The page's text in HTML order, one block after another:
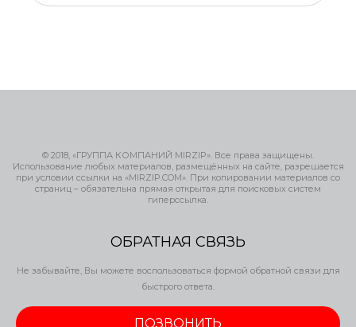
© 2018, «ГРУППА КОМПАНИЙ MIRZIP». Все права защищены.
Использование любых материалов, размещённых на сайте, разрешается
при условии ссылки на «MIRZIP.COM». При копировании материалов со
страниц – обязательна прямая открытая для поисковых систем
гиперссылка.
ОБРАТНАЯ СВЯЗЬ
Не забывайте, Вы можете воспользоваться формой обратной связи для
быстрого ответа.
ПОЗВОНИТЬ